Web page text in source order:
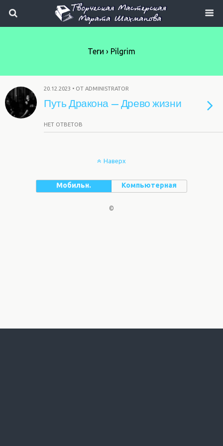
Теги › Pilgrim
20.12.2023 • ОТ ADMINISTRATOR
Путь Дракона — Древо жизни
НЕТ ОТВЕТОВ
Наверх
Мобильн. Компьютерная
©